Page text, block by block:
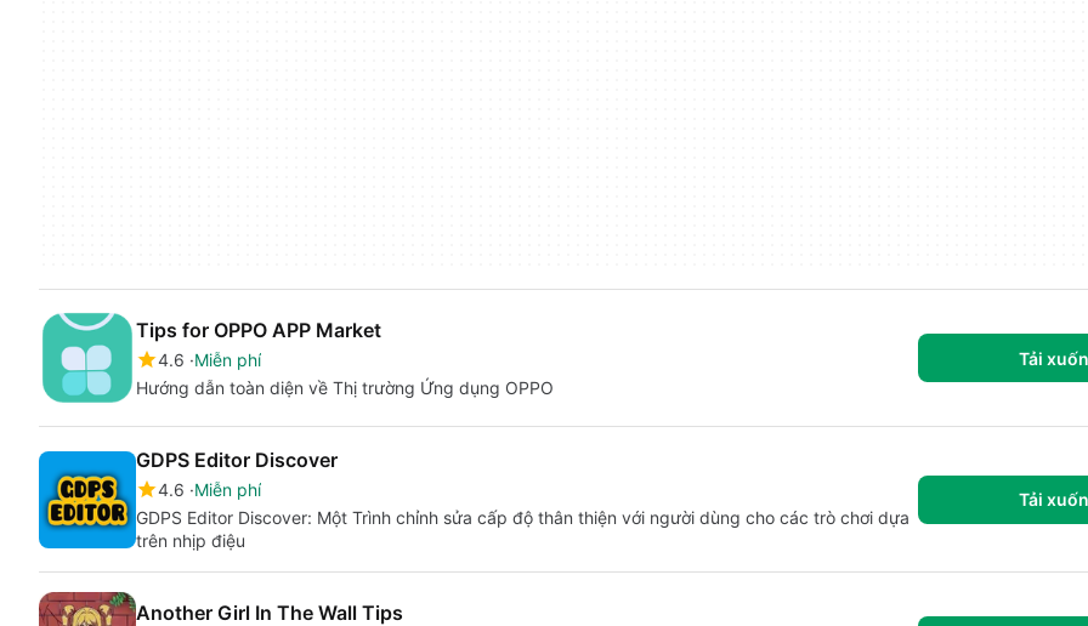
Tips for OPPO APP Market
4.6 Miễn phí
Hướng dẫn toàn diện về Thị trường Ứng dụng OPPO
Tải
GDPS Editor Discover
4.6 Miễn phí
GDPS Editor Discover: Một Trình chỉnh sửa cấp độ thân thiện với người dùng cho các trò chơi dựa
trên nhịp điệu
Tải
Another Girl In The Wall Tips